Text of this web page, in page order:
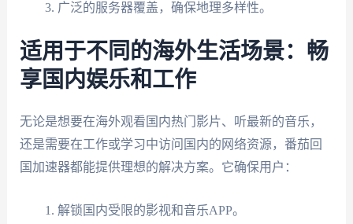
广泛的服务器覆盖，确保地理多样性。
适用于不同的海外生活场景：畅
享国内娱乐和工作
无论是想要在海外观看国内热门影片、听最新的音乐，
还是需要在工作或学习中访问国内的网络资源，番茄回
国加速器都能提供理想的解决方案。它确保用户：
解锁国内受限的影视和音乐APP。